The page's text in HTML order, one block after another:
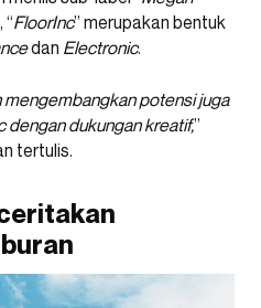
FloorInc” merupakan bentuk
dan Electronic.
mengembangkan potensi juga
dengan dukungan kreatif,”
tertulis.